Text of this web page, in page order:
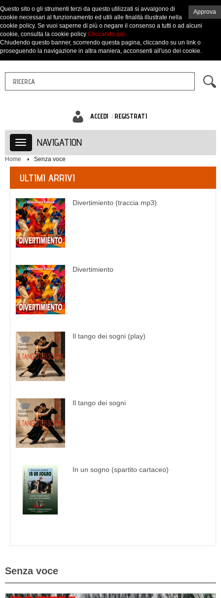
ACCEDI REGISTRATI
NAVIGATION
Home Senza voce
ULTIMI ARRIVI
Divertimiento (traccia mp3)
Divertimiento
Il tango dei sogni (play)
Il tango dei sogni
In un sogno (spartito cartaceo)
Senza voce
Approva
Questo sito o gli strumenti terzi da questo utilizzati si avvalgono di
cookie necessari al funzionamento ed utili alle finalità illustrate nella
cookie policy. Se vuoi saperne di più o negare il consenso a tutti o ad alcuni
cookie, consulta la cookie policy Cliccando qui
Chiudendo questo banner, scorrendo questa pagina, cliccando su un link o
proseguendo la navigazione in altra maniera, acconsenti all'uso dei cookie.